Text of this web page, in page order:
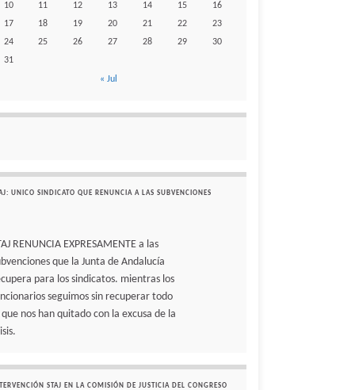
10
11 12 13 14 15
16
17
18 19 20 21 22
23
24
25 26 27 28 29
30
31
« Jul
UNICO SINDICATO QUE RENUNCIA A LAS SUBVENCIONES
RENUNCIA EXPRESAMENTE a las
que la Junta de Andalucía
para los sindicatos. mientras los
seguimos sin recuperar todo
que nos han quitado con la excusa de la
STAJ EN LA COMISIÓN DE JUSTICIA DEL CONGRESO